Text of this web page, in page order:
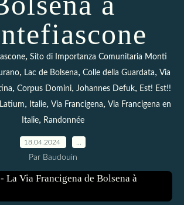
, Sito di Importanza Comunitaria Monti
, Lac de Bolsena, Colle della Guardata, Via
, Corpus Domini, Johannes Defuk, Est! Est!!
, Italie, Via Francigena, Via Francigena en
Italie, Randonnée
18.04.2024
Par Baudouin